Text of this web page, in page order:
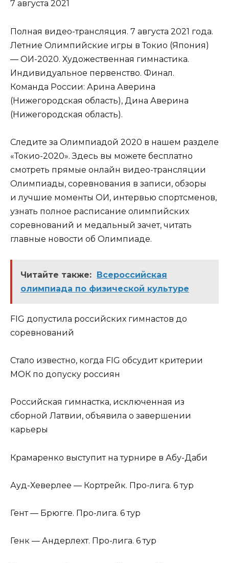
7 августа 2021
Полная видео-трансляция. 7 августа 2021 года.
Летние Олимпийские игры в Токио (Япония)
— ОИ-2020. Художественная гимнастика.
Индивидуальное первенство. Финал.
Команда России: Арина Аверина
(Нижегородская область), Дина Аверина
(Нижегородская область).
Следите за Олимпиадой 2020 в нашем разделе
«Токио-2020». Здесь вы можете бесплатно
смотреть прямые онлайн видео-трансляции
Олимпиады, соревнования в записи, обзоры
и лучшие моменты ОИ, интервью спортсменов,
узнать полное расписание олимпийских
соревнований и медальный зачет, читать
главные новости об Олимпиаде.
Читайте также: Всероссийская
олимпиада по физической культуре
FIG допустила российских гимнастов до
соревнований
Стало известно, когда FIG обсудит критерии
МОК по допуску россиян
Российская гимнастка, исключенная из
сборной Латвии, объявила о завершении
карьеры
Крамаренко выступит на турнире в Абу-Даби
Ауд-Хеверлее — Кортрейк. Про-лига. 6 тур
Гент — Брюгге. Про-лига. 6 тур
Генк — Андерлехт. Про-лига. 6 тур